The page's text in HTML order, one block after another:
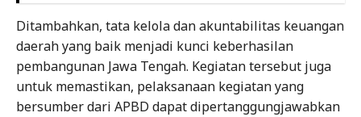
Ditambahkan, tata kelola dan akuntabilitas keuangan
daerah yang baik menjadi kunci keberhasilan
pembangunan Jawa Tengah. Kegiatan tersebut juga
untuk memastikan, pelaksanaan kegiatan yang
bersumber dari APBD dapat dipertanggungjawabkan